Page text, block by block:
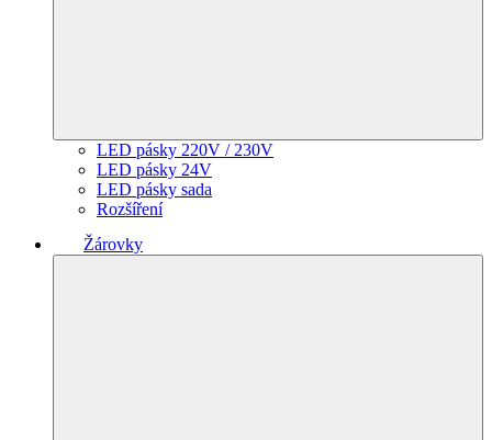
LED pásky 220V / 230V
LED pásky 24V
LED pásky sada
Rozšíření
Žárovky